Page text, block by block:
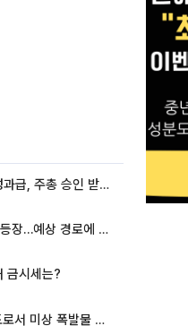
김정관 장관 “반도체 성과급, 주총 승인 받도록”…상법·자본시장법 개정 시사
태풍 '돌핀' 이어 '찬홈' 등장…예상 경로에 한국 '한숨'
금시세는?
미상 폭발물 발견